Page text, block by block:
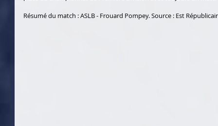
Résumé du match : ASLB - Frouard Pompey. Source : Est